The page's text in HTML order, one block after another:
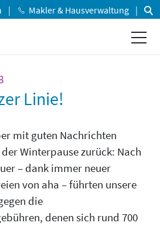
Makler & Hausverwaltung
Linie!
mit guten Nachrichten
Winterpause zurück: Nach
– dank immer neuer
von aha – führten unsere
die
denen sich rund 700